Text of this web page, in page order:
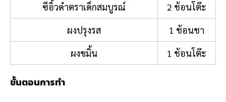
ซีอิ้วดำตราเด็กสมบูรณ์
2 ช้อนโต๊ะ
ผงปรุงรส
1 ช้อนชา
ผงขมิ้น
1 ช้อนโต๊ะ
ขั้นตอนการทำ